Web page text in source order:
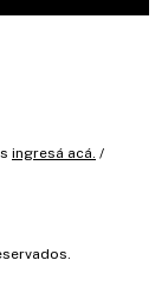
ingresá acá. /